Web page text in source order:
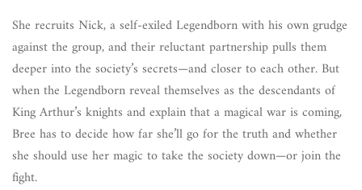
She recruits Nick, a self-exiled Legendborn with his own grudge
against the group, and their reluctant partnership pulls them
deeper into the society’s secrets—and closer to each other. But
when the Legendborn reveal themselves as the descendants of
King Arthur’s knights and explain that a magical war is coming,
Bree has to decide how far she’ll go for the truth and whether
she should use her magic to take the society down—or join the
fight.